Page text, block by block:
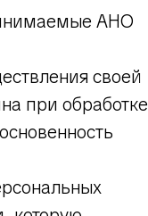
АНО
своей
при обработке